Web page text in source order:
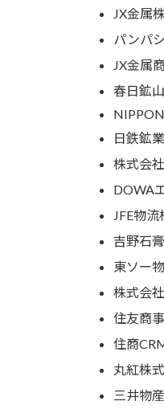
JX金属
パンパ
JX金属
春日鉱
NIPPON
日鉄鉱
株式会
DOWA
JFE物
吉野石
東ソー
株式会
住友商
住商
丸紅株
三井物